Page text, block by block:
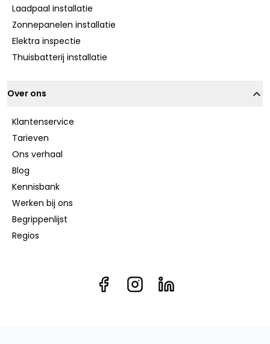
Laadpaal installatie
Zonnepanelen installatie
Elektra inspectie
Thuisbatterij installatie
Over ons
Klantenservice
Tarieven
Ons verhaal
Blog
Kennisbank
Werken bij ons
Begrippenlijst
Regios